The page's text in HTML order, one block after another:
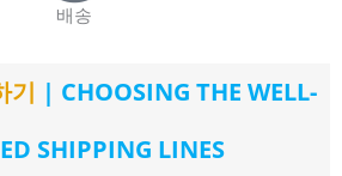
배송
기 | CHOOSING THE WELL-
SHIPPING LINES